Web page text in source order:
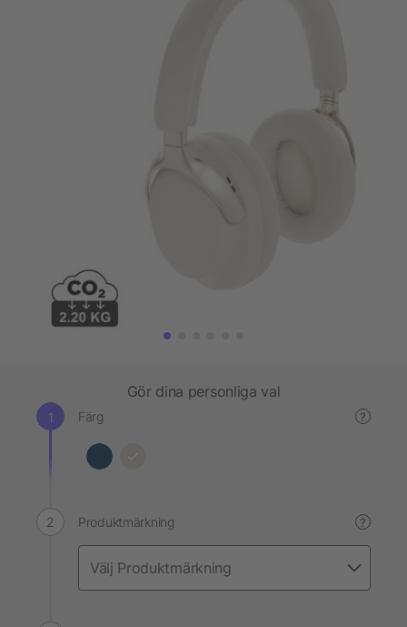
Gör dina personliga val
Färg ?
Produktmärkning ?